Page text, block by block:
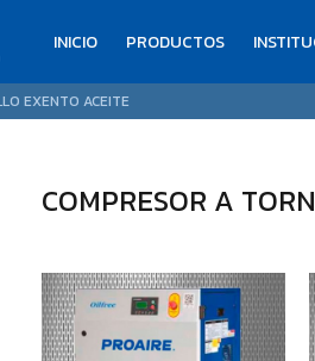
INICIO PRODUCTOS
EXENTO ACEITE
COMPRESOR A
00 $9.150.40000